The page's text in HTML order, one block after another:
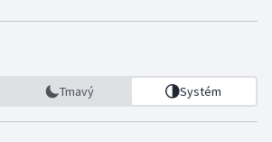
Tmavý Systém